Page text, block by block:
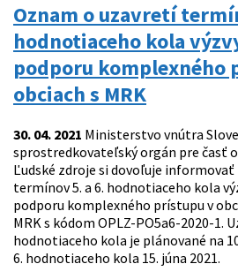
Oznam o uzavretí
hodnotiaceho kola
podporu komplexného
obciach s MRK
30. 04. 2021 Ministerstvo vnútra
sprostredkovateľský orgán pre časť
Ľudské zdroje si dovoľuje
termínov 5. a 6. hodnotiaceho kola
podporu komplexného prístupu v
MRK s kódom OPLZ-PO5a6-2020-1.
hodnotiaceho kola je plánované na
6. hodnotiaceho kola 15. júna 2021.